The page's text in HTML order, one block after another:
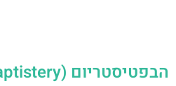
הבפטיסטריום (Baptistery) בפיזה